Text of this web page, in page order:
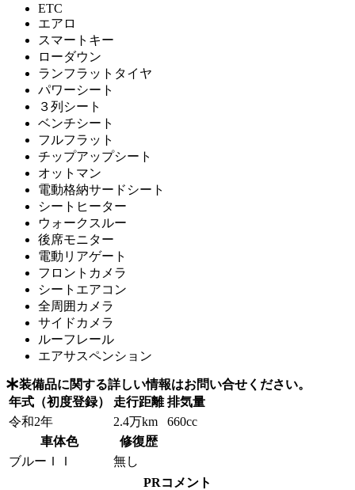
ETC
エアロ
スマートキー
ローダウン
ランフラットタイヤ
パワーシート
３列シート
ベンチシート
フルフラット
チップアップシート
オットマン
電動格納サードシート
シートヒーター
ウォークスルー
後席モニター
電動リアゲート
フロントカメラ
シートエアコン
全周囲カメラ
サイドカメラ
ルーフレール
エアサスペンション
装備品に関する詳しい情報はお問い合せください。
年式（初度登録） 走行距離 排気量
令和2年
2.4万km
660cc
車体色
修復歴
ブルーＩＩ
無し
PRコメント